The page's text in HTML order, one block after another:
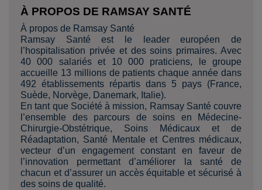
À PROPOS DE RAMSAY SANTÉ
À propos de Ramsay Santé
Ramsay Santé est le leader européen de
l’hospitalisation privée et des soins primaires. Avec
40 000 salariés et 10 000 praticiens, le groupe
accueille 13 millions de patients chaque année dans
492 établissements répartis dans 5 pays (France,
Suède, Norvège, Danemark, Italie).
En tant que Société à mission, Ramsay Santé couvre
l’ensemble des parcours de soins en Médecine-
Chirurgie-Obstétrique, Soins Médicaux et de
Réadaptation, Santé Mentale et Centres médicaux,
vecteur d’un engagement constant en faveur de
l’innovation permettant d’améliorer la santé de
chacun et d’assurer un accès équitable et sécurisé à
des soins de qualité.